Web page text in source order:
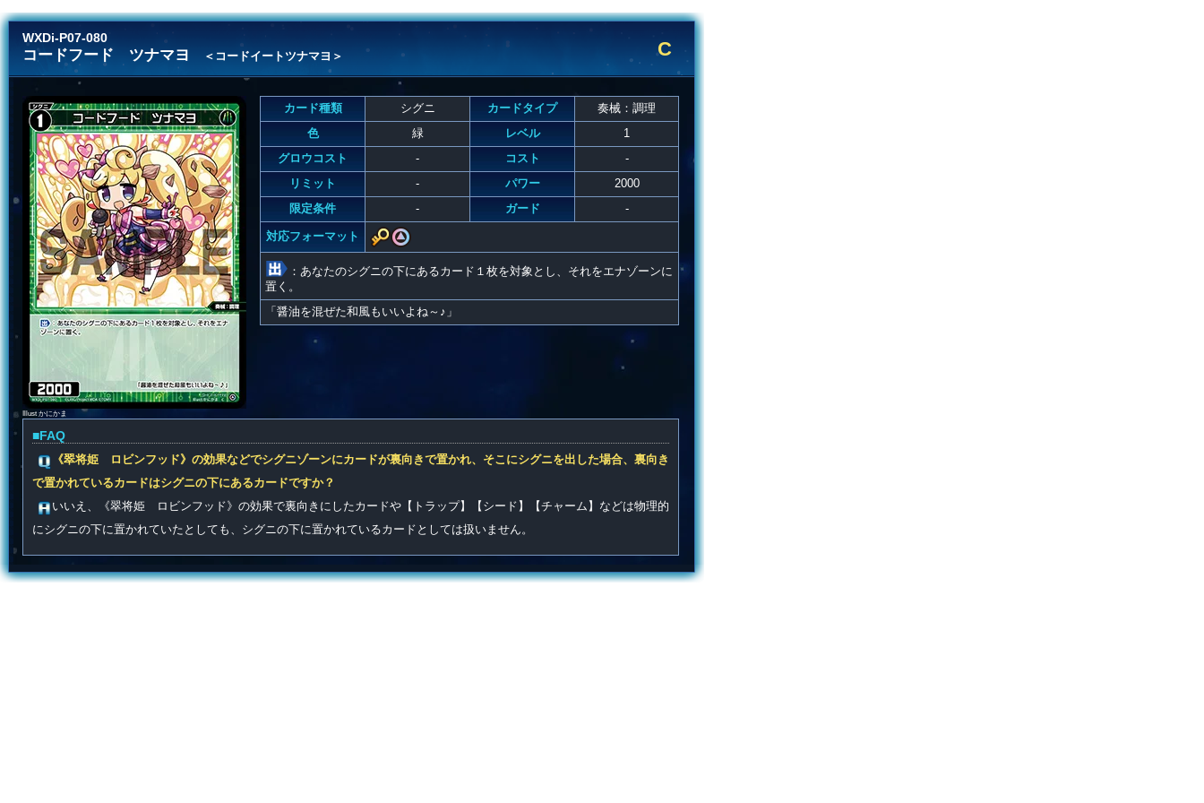
WXDi-P07-080
コードフード ツナマヨ ＜コードイートツナマヨ＞ C
Illust かにかま
カード種類 シグニ カードタイプ
奏械：調理
色
緑 レベル
1
グロウコスト
- コスト
-
リミット
- パワー
2000
限定条件
- ガード -
対応フォーマット
：あなたのシグニの下にあるカード１枚を対象とし、それをエナゾーンに
置く。
「醤油を混ぜた和風もいいよね～♪」
■FAQ
《翠将姫 ロビンフッド》の効果などでシグニゾーンにカードが裏向きで置かれ、そこにシグニを出した場合、裏向き
で置かれているカードはシグニの下にあるカードですか？
いいえ、《翠将姫 ロビンフッド》の効果で裏向きにしたカードや【トラップ】【シード】【チャーム】などは物理的
にシグニの下に置かれていたとしても、シグニの下に置かれているカードとしては扱いません。